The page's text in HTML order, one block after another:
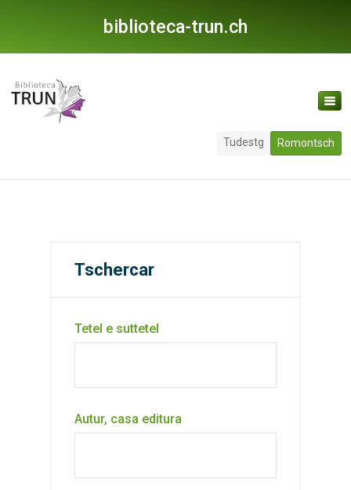
biblioteca-trun.ch
Tudestg Romontsch
Tschercar
Tetel e suttetel
Autur, casa editura